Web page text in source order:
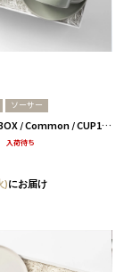
ソーサー
TABLE WARE BOX / Common / CUP180ml&SAUCER / グレー［コモン］
入荷待ち
)にお届け